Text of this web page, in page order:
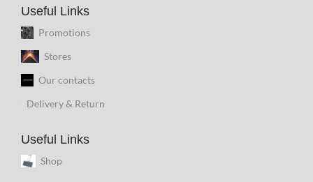
Useful Links
Promotions
Stores
Our contacts
Delivery & Return
Useful Links
Shop